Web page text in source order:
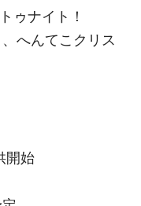
ゥナイト！
へんてこクリス
始